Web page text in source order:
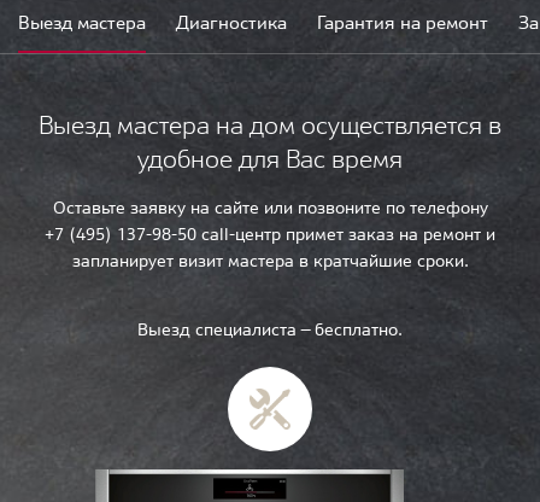
Выезд мастера Диагностика Гарантия на ремонт
Выезд мастера на дом осуществляется в
удобное для Вас время
Оставьте заявку на сайте или позвоните по телефону
+7 (495) 137-98-50 call-центр примет заказ на ремонт и
запланирует визит мастера в кратчайшие сроки.
Выезд специалиста — бесплатно.